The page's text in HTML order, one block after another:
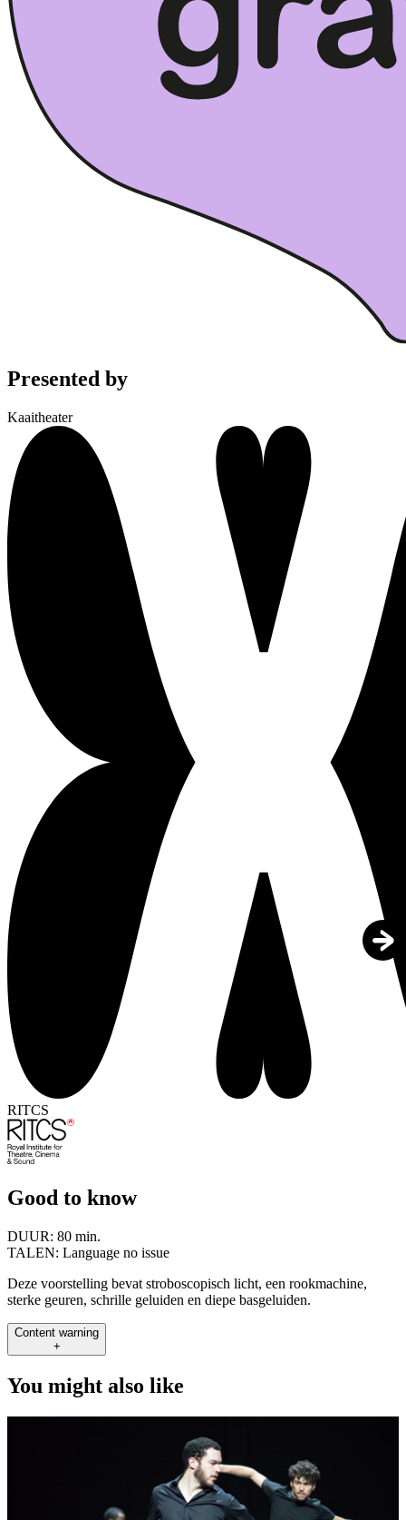
Presented by
Kaaitheater
RITCS
Good to know
DUUR: 80 min.
TALEN: Language no issue
Deze voorstelling bevat stroboscopisch licht, een rookmachine,
sterke geuren, schrille geluiden en diepe basgeluiden.
Content warning
+
You might also like